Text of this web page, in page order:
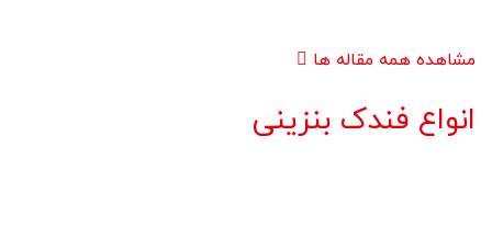
مشاهده همه مقاله ها
انواع فندک بنزینی